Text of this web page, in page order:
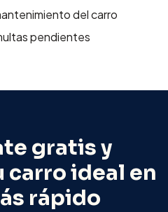
del carro
pendientes
gratis y
ideal en
rápido